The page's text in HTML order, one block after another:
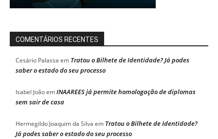
COMENTÁRIOS RECENTES
Cesário Palassa em Tratou o Bilhete de Identidade? Já podes
saber o estado do seu processo
Isabel JoãoemINAAREES já permite homologação de diplomas
sem sair de casa
Hermegildo Joaquim da Silva em Tratou o Bilhete de Identidade?
Já podes saber o estado do seu processo